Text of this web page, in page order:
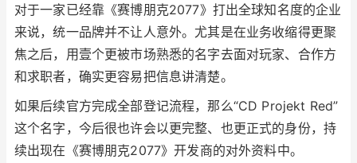
对于一家已经靠《赛博朋克2077》打出全球知名度的企业
来说，统一品牌并不让人意外。尤其是在业务收缩得更聚
焦之后，用壹个更被市场熟悉的名字去面对玩家、合作方
和求职者，确实更容易把信息讲清楚。
如果后续官方完成全部登记流程，那么“CD Projekt Red”
这个名字，今后很也许会以更完整、也更正式的身份，持
续出现在《赛博朋克2077》开发商的对外资料中。